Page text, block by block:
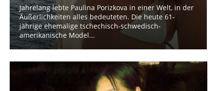
Jahrelang lebte Paulina Porizkova in einer Welt, in der
Äußerlichkeiten alles bedeuteten. Die heute 61-
jährige ehemalige tschechisch-schwedisch-
amerikanische Model...